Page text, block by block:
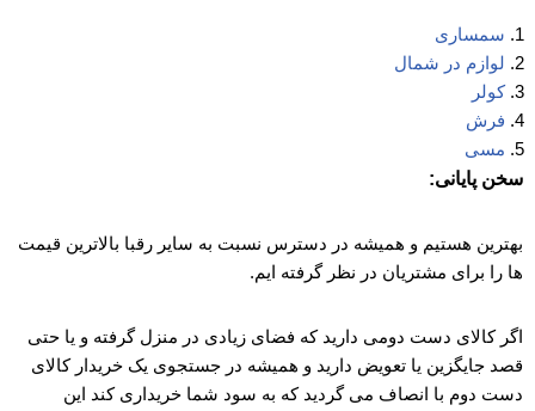
سمساری
لوازم در شمال
کولر
فرش
مسی
سخن پایانی:
بهترین هستیم و همیشه در دسترس نسبت به سایر رقبا بالاترین قیمت
ها را برای مشتریان در نظر گرفته ایم.
اگر کالای دست دومی دارید که فضای زیادی در منزل گرفته و یا حتی
قصد جایگزین یا تعویض دارید و همیشه در جستجوی یک خریدار کالای
دست دوم با انصاف می گردید که به سود شما خریداری کند این